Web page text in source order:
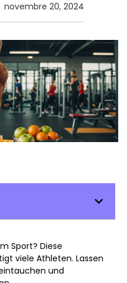
novembre 20, 2024
Sport? Diese
viele Athleten. Lassen
und